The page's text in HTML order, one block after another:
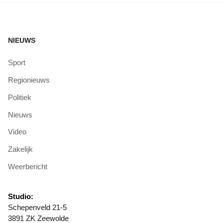
NIEUWS
Sport
Regionieuws
Politiek
Nieuws
Video
Zakelijk
Weerbericht
Studio:
Schepenveld 21-5
3891 ZK Zeewolde